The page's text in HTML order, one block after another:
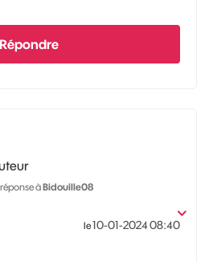
Répondre
àBidouille08
le‎10-01-202408:40